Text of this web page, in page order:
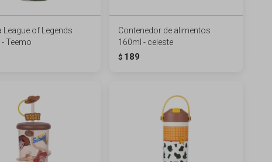
League of Legends
Teemo
Contenedor de alimentos
160ml - celeste
$ 189